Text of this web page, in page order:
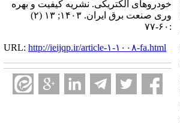
خودروهای الکتریکی. نشریه کیفیت و بهره
وری صنعت برق ایران. ۱۴۰۳; ۱۳ (۲)
:۶۰-۷۷
URL: http://ieijqp.ir/article-۱-۱۰۰۸-fa.html